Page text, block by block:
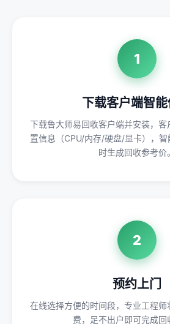
1
下载客户端智
下载鲁大师易回收客户端并安装，客
置信息（CPU/内存/硬盘/显卡），
时生成回收参考价。
2
预约上门
在线选择方便的时间段，专业工程师
费，足不出户即可完成回